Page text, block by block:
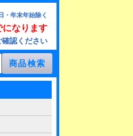
・年末年始除く
になります
認ください